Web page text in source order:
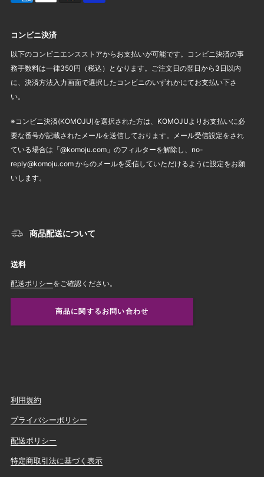
コンビニ決済
以下のコンビニエンスストアからお支払いが可能です。コンビニ決済の事
務手数料は一律350円（税込）となります。ご注文日の翌日から3日以内
に、決済方法入力画面で選択したコンビニのいずれかにてお支払い下さ
い。
※コンビニ決済(KOMOJU)を選択された方は、KOMOJUよりお支払いに必
要な番号が記載されたメールを送信しております。メール受信設定をされ
ている場合は「@komoju.com」のフィルターを解除し、no-
reply@komoju.com からのメールを受信していただけるように設定をお願
いします。
商品配送について
送料
配送ポリシーをご確認ください。
商品に関するお問い合わせ
利用規約
プライバシーポリシー
配送ポリシー
特定商取引法に基づく表示